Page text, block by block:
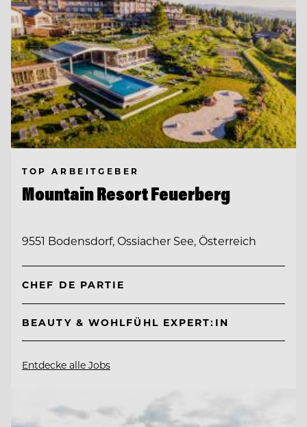
TOP ARBEITGEBER
Mountain Resort Feuerberg
9551 Bodensdorf, Ossiacher See, Österreich
CHEF DE PARTIE
BEAUTY & WOHLFÜHL EXPERT:IN
Entdecke alle Jobs